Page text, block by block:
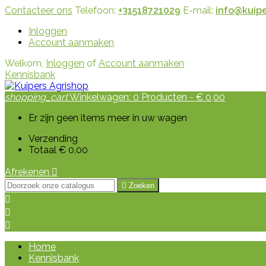
Contacteer ons Telefoon: +31518721029 E-mail:
Inloggen
Account aanmaken
Welkom, Inloggen of Account aanmaken
Kennisbank
shopping_cartWinkelwagen: 0 Producten - € 0,00
Er zijn geen items meer in uw wagen
Verzending
Totaal € 0,00
Afrekenen 
 Zoeken



Home
Kennisbank